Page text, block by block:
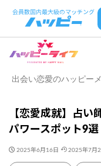
出会い恋愛のハッピー
【恋愛成就】占い
パワースポット9選
2025年6月16日 2025年7月